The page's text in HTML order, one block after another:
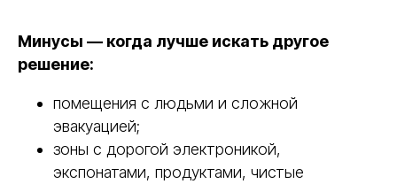
Минусы — когда лучше искать другое
решение:
помещения с людьми и сложной
эвакуацией;
зоны с дорогой электроникой,
экспонатами, продуктами, чистые